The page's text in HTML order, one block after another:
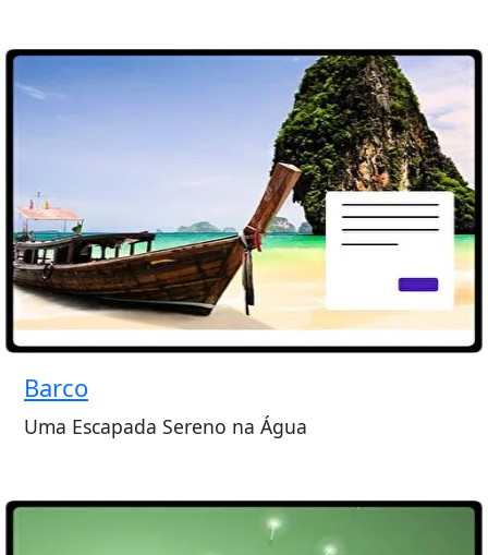
Barco
Uma Escapada Sereno na Água